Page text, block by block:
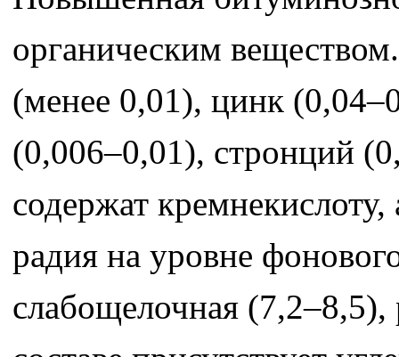
органическим
(менее 0,01), цинк
(0,006–0,01), стронций
содержат
радия на уровне
слабощелочная